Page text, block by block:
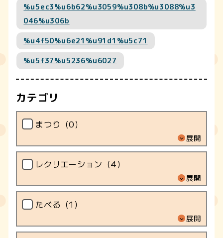
%u5ec3%u6b62%u3059%u308b%u3088%u3
046%u306b
%u4f50%u6e21%u91d1%u5c71
%u5f37%u5236%u6027
カテゴリ
まつり（0）
展開
レクリエーション（4）
展開
たべる（1 ）
展開